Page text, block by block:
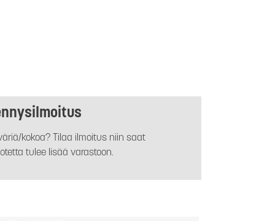
kokoa? Tilaa ilmoitus niin saat
tulee lisää varastoon.